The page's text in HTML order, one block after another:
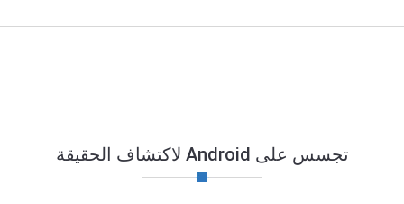
تجسس على Android لاكتشاف الحقيقة